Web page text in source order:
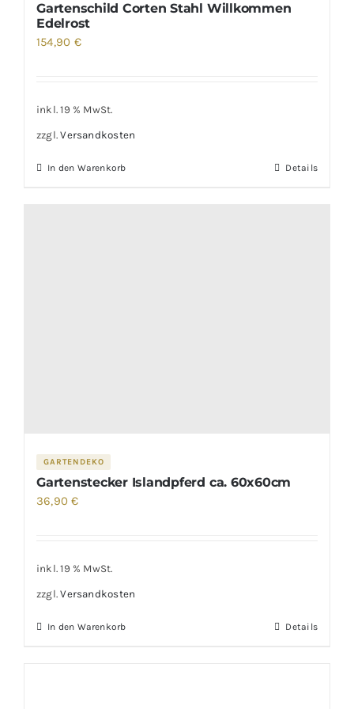
Gartenschild Corten Stahl Willkommen
Edelrost
154,90 €
inkl. 19 % MwSt.
zzgl.Versandkosten
In den Warenkorb Details
GARTENDEKO
Gartenstecker Islandpferd ca. 60x60cm
36,90€
inkl. 19 % MwSt.
zzgl.Versandkosten
In den Warenkorb Details